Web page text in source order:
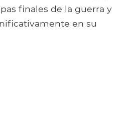
finales de la guerra y
en su